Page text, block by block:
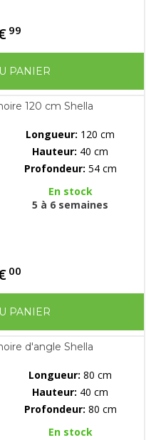
99
PANIER
120 cm Shella
Longueur: 120 cm
Hauteur: 40 cm
Profondeur: 54 cm
En stock
5 à 6 semaines
00
PANIER
d'angle Shella
Longueur: 80 cm
Hauteur: 40 cm
Profondeur: 80 cm
En stock